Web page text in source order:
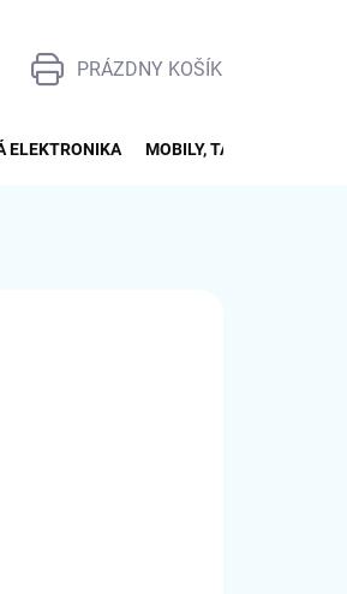
NÁKUPNÝ
PRÁZDNY KOŠÍK
ELEKTRONIKA MOBILY, TABLETY, SMART